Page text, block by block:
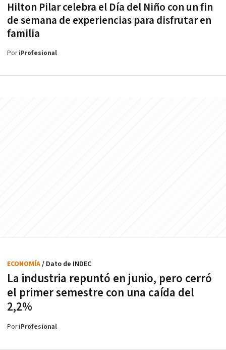
Hilton Pilar celebra el Día del Niño con un fin
de semana de experiencias para disfrutar en
familia
PoriProfesional
La industria repuntó en junio, pero cerró
el primer semestre con una caída del
2,2%
ECONOMÍA/ Dato de INDEC
PoriProfesional